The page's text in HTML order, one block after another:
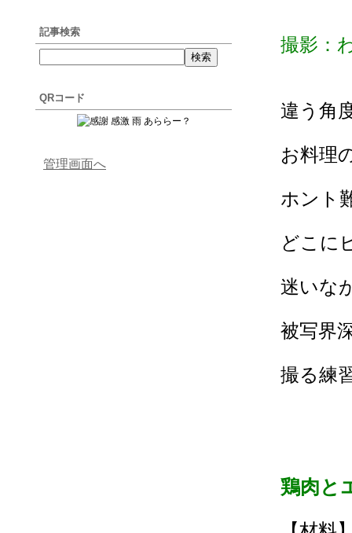
撮影：
違う角
お料理
ホント
どこに
迷いな
被写界
撮る練
鶏肉と
記事検索
QRコード
管理画面へ